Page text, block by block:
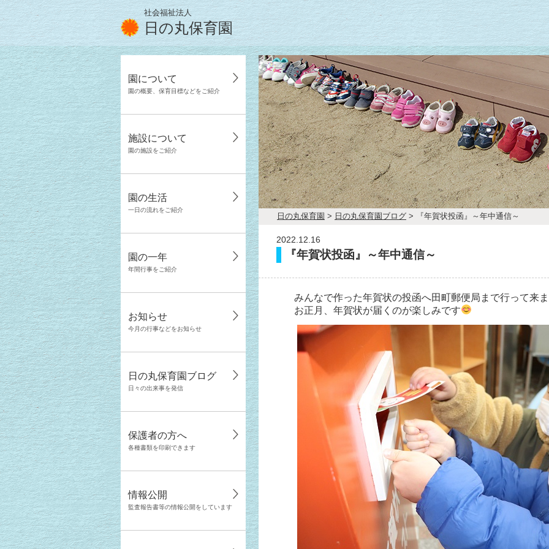
社会福祉法人
日の丸保育園
園について
園の概要、保育目標などをご紹介
施設について
園の施設をご紹介
園の生活
一日の流れをご紹介
園の一年
年間行事をご紹介
お知らせ
今月の行事などをお知らせ
日の丸保育園ブログ
日々の出来事を発信
保護者の方へ
各種書類を印刷できます
情報公開
監査報告書等の情報公開をしています
日の丸保育園 > 日の丸保育園ブログ > 『年賀状投函』～年中通信～
2022.12.16
『年賀状投函』～年中通信～
みんなで作った年賀状の投函へ田町郵便局まで行って来
お正月、年賀状が届くのが楽しみです